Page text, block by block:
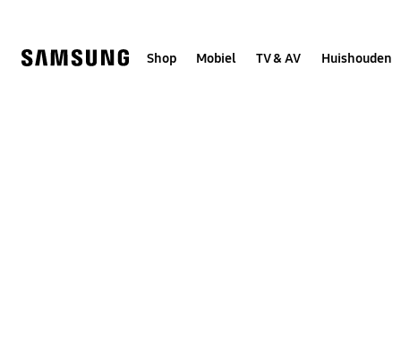
Shop Mobiel TV & AV Huishouden